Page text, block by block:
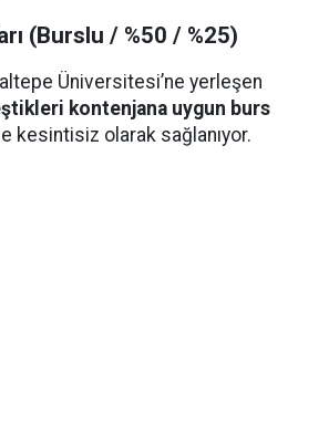
(Burslu / %50 / %25)
Üniversitesi’ne yerleşen
kontenjana uygun burs
kesintisiz olarak sağlanıyor.